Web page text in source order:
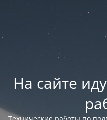
На сайте